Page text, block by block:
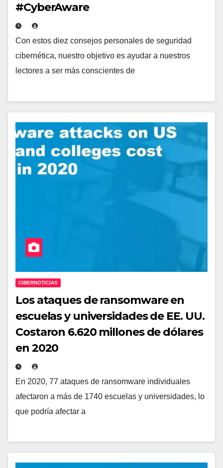
#CyberAware
Con estos diez consejos personales de seguridad
cibernética, nuestro objetivo es ayudar a nuestros
lectores a ser más conscientes de
CIBERNOTICIAS
Los ataques de ransomware en
escuelas y universidades de EE. UU.
Costaron 6.620 millones de dólares
en 2020
En 2020, 77 ataques de ransomware individuales
afectaron a más de 1740 escuelas y universidades, lo
que podría afectar a